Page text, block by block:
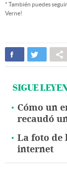
* También puedes
Verne!
SIGUE
Cómo un
recaudó
La foto de
internet